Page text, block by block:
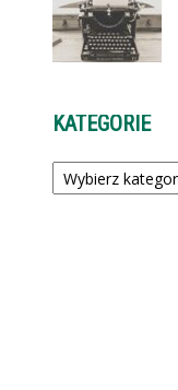
KATEGORIE
Kategorie